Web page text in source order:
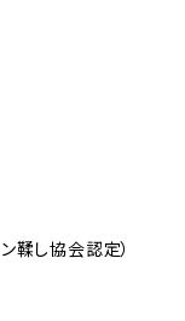
鞣し協会認定）